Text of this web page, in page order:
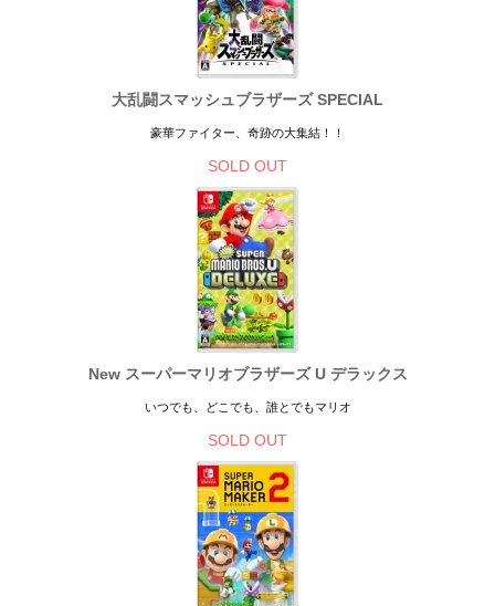
大乱闘スマッシュブラザーズ SPECIAL
豪華ファイター、奇跡の大集結！！
SOLD OUT
New スーパーマリオブラザーズ U デラックス
いつでも、どこでも、誰とでもマリオ
SOLD OUT